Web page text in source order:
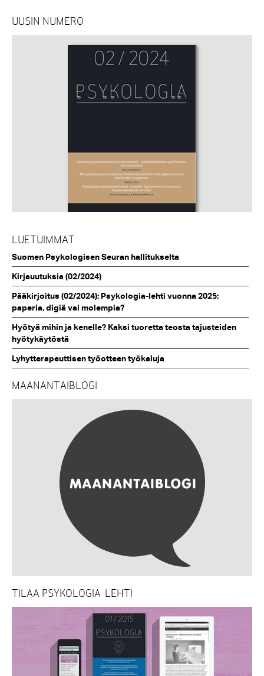
UUSIN NUMERO
LUETUIMMAT
Suomen Psykologisen Seuran hallitukselta
Kirjauutuksia (02/2024)
Pääkirjoitus (02/2024): Psykologia-lehti vuonna 2025:
paperia, digiä vai molempia?
Hyötyä mihin ja kenelle? Kaksi tuoretta teosta tajusteiden
hyötykäytöstä
Lyhytterapeuttisen työotteen työkaluja
MAANANTAIBLOGI
TILAA PSYKOLOGIA-LEHTI